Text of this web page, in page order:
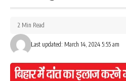
Last updated: March 14, 2024 5:55 am
2 Min Read